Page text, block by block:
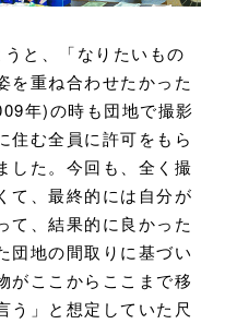
と、「なりたいもの
を重ね合わせたかった
年)の時も団地で撮影
住む全員に許可をもら
した。今回も、全く撮
て、最終的には自分が
て、結果的に良かった
団地の間取りに基づい
がここからここまで移
う」と想定していた尺